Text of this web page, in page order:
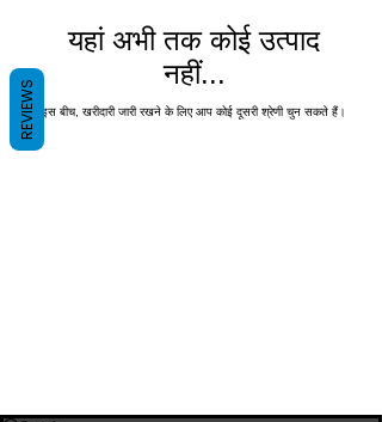
यहां अभी तक कोई उत्पाद
नहीं...
इस बीच, खरीदारी जारी रखने के लिए आप कोई दूसरी श्रेणी चुन सकते हैं।
REVIEWS